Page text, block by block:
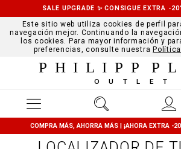
SALE UPGRADE ✨ CONSIGUE EXTRA -
Este sitio web utiliza cookies de perfil
navegación mejor. Continuando la
los cookies. Para mayor información y
preferencias, consulte nuestra
PHILIPP
OUTLET
COMPRA MÁS, AHORRA MÁS | ¡AHORA EXTRA -